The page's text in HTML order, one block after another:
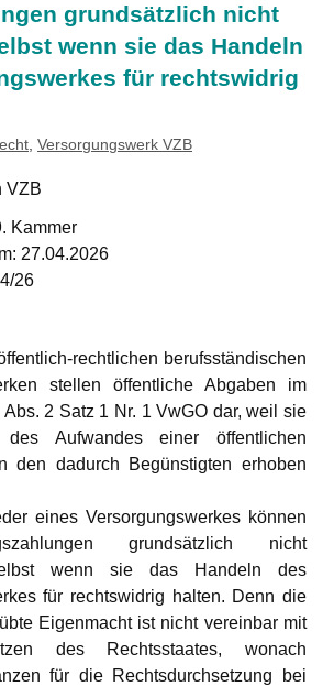
grundsätzlich nicht
wenn sie das Handeln
für rechtswidrig
,Versorgungswerk VZB
VZB
Kammer
27.04.2026
26
rechtlichen berufsständischen
stellen öffentliche Abgaben im
2 Satz 1 Nr. 1 VwGO dar, weil sie
Aufwandes einer öffentlichen
den dadurch Begünstigten erhoben
eines Versorgungswerkes können
grundsätzlich nicht
wenn sie das Handeln des
für rechtswidrig halten. Denn die
Eigenmacht ist nicht vereinbar mit
des Rechtsstaates, wonach
für die Rechtsdurchsetzung bei